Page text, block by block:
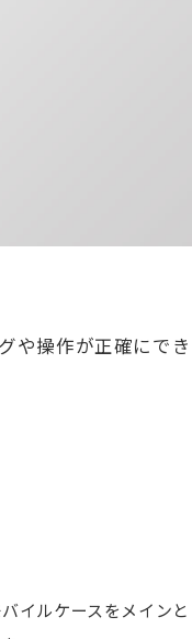
や操作が正確にで
イルケースをメイン